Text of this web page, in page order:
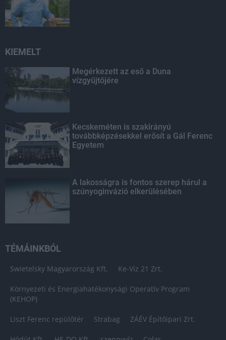
KIEMELT
Megérkezett az eső a Duna
vízgyűjtőjére
Kecskeméten is szakirányú
továbbképzésekkel erősít a Gál Ferenc
Egyetem
A lakosságra is fontos szerep hárul a
szúnyoginvázió elkerülésében
TÉMÁINKBÓL
Swietelsky Magyarország Kft. Ke-Víz 21 Zrt.
Környezeti és Energiahatékonysági Operatív Program
(KEHOP)
Liszt Ferenc repülőtér Strabag ZÁÉV Építőipari Zrt.